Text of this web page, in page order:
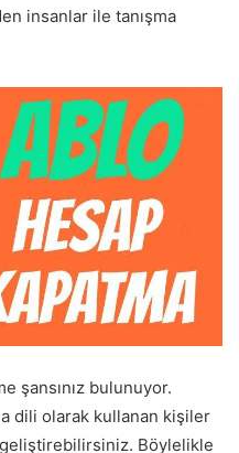
insanlar ile tanışma
şansınız bulunuyor.
dili olarak kullanan kişiler
Böylelikle